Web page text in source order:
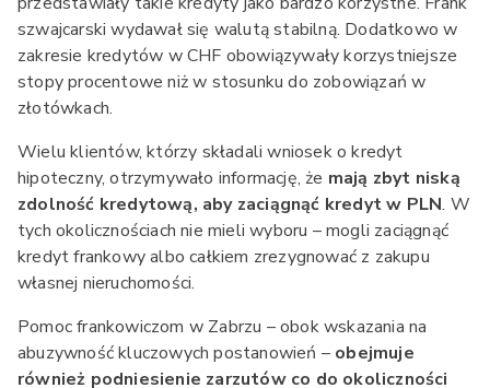
szwajcarski wydawał się walutą stabilną. Dodatkowo w
zakresie kredytów w CHF obowiązywały korzystniejsze
stopy procentowe niż w stosunku do zobowiązań w
złotówkach.
Wielu klientów, którzy składali wniosek o kredyt
hipoteczny, otrzymywało informację, że mają zbyt niską
zdolność kredytową, aby zaciągnąć kredyt w PLN. W
tych okolicznościach nie mieli wyboru – mogli zaciągnąć
kredyt frankowy albo całkiem zrezygnować z zakupu
własnej nieruchomości.
Pomoc frankowiczom w Zabrzu – obok wskazania na
abuzywność kluczowych postanowień – obejmuje
również podniesienie zarzutów co do okoliczności